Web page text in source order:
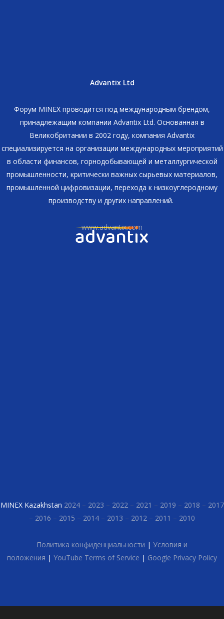
Advantix Ltd
Форум MINEX проводится под международным брендом,
принадлежащим компании Advantix Ltd. Основанная в
Великобритании в 2002 году, компания Advantix
специализируется на организации международных мероприятий
в области финансов, горнодобывающей и металлургической
промышленности, критически важных сырьевых материалов,
промышленной цифровизации, перехода к низкоуглеродному
производству и других направлений.
www.advantix.com
MINEX Kazakhstan 2024 – 2023 – 2022– 2021 – 2019 – 2018 – 2017
– 2016 – 2015 – 2014 – 2013 – 2012 – 2011 – 2010
Политика конфиденциальности | Условия и
положения | YouTube Terms of Service | Google Privacy Policy